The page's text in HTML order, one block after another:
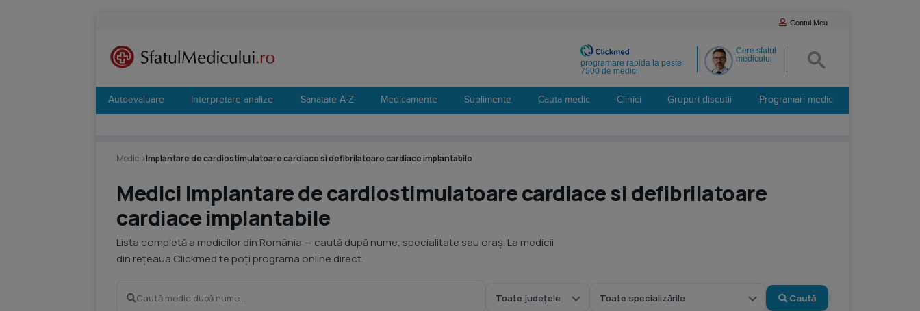
Contul Meu
Cere sfatul
medicului
programare rapida la peste
7500 de medici
Autoevaluare Interpretare analize Sanatate A-Z Medicamente Suplimente Cauta medic Clinici Grupuri discutii Programari medic
Medici›Implantare de cardiostimulatoare cardiace si defibrilatoare cardiace implantabile
Medici Implantare de cardiostimulatoare cardiace si defibrilatoare
cardiace implantabile
Lista completă a medicilor din România — caută după nume, specialitate sau oraș. La medicii
din rețeaua Clickmed te poți programa online direct.
Caută